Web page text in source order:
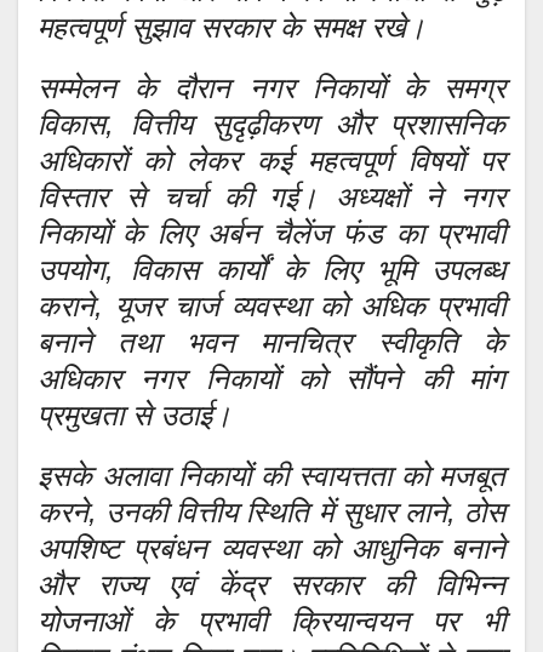
महत्वपूर्ण सुझाव सरकार के समक्ष रखे।
सम्मेलन के दौरान नगर निकायों के समग्र
विकास, वित्तीय सुदृढ़ीकरण और प्रशासनिक
अधिकारों को लेकर कई महत्वपूर्ण विषयों पर
विस्तार से चर्चा की गई। अध्यक्षों ने नगर
निकायों के लिए अर्बन चैलेंज फंड का प्रभावी
उपयोग, विकास कार्यों के लिए भूमि उपलब्ध
कराने, यूजर चार्ज व्यवस्था को अधिक प्रभावी
बनाने तथा भवन मानचित्र स्वीकृति के
अधिकार नगर निकायों को सौंपने की मांग
प्रमुखता से उठाई।
इसके अलावा निकायों की स्वायत्तता को मजबूत
करने, उनकी वित्तीय स्थिति में सुधार लाने, ठोस
अपशिष्ट प्रबंधन व्यवस्था को आधुनिक बनाने
और राज्य एवं केंद्र सरकार की विभिन्न
योजनाओं के प्रभावी क्रियान्वयन पर भी